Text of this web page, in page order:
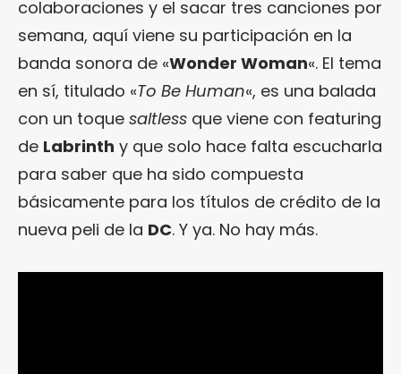
colaboraciones y el sacar tres canciones por
semana, aquí viene su participación en la
banda sonora de «Wonder Woman«. El tema
en sí, titulado «To Be Human«, es una balada
con un toque saltless que viene con featuring
de Labrinth y que solo hace falta escucharla
para saber que ha sido compuesta
básicamente para los títulos de crédito de la
nueva peli de la DC. Y ya. No hay más.